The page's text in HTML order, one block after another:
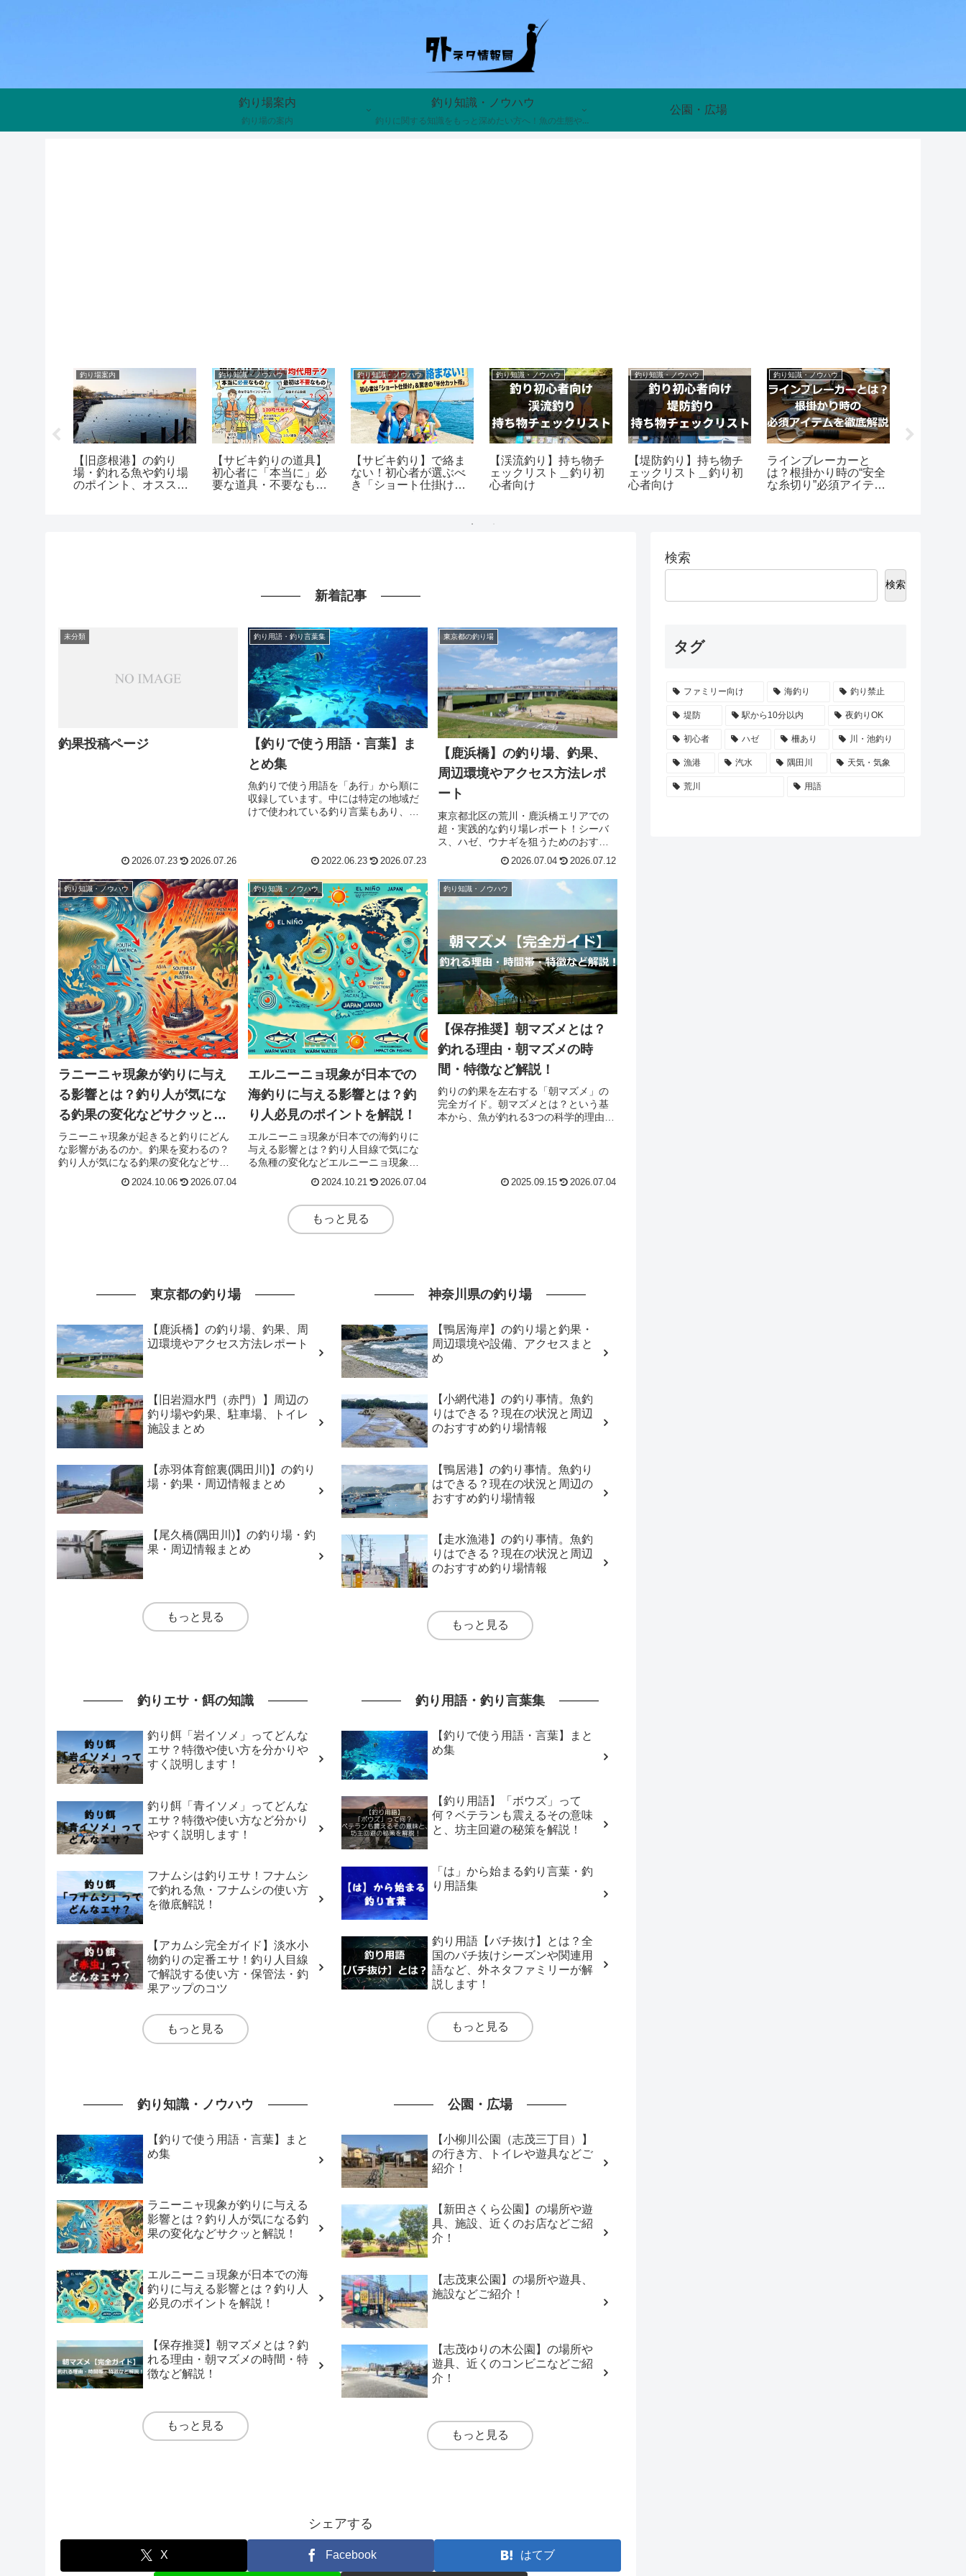
釣り場案内
釣り場の案内
釣り知識・ノウハウ
釣りに関する知識をもっと深めたい方へ！魚の生態や習性、釣り具の歴史、知って得する裏話まで、釣りにまつわる奥深い雑学を分かりやすく解説。あなたの釣果を上げ、趣味の面白さを倍増させる面白くて役に立つトリビアが満載です。
公園・広場
釣り場案内
【旧彦根港】の釣り
場・釣れる魚や釣り場
のポイント、オススメ
釣り知識・ノウハウ
【サビキ釣りの道具】
初心者に「本当に」必
要な道具・不要なもの
釣り知識・ノウハウ
【サビキ釣り】で絡ま
ない！初心者が選ぶべ
き「ショート仕掛け」
釣り知識・ノウハウ
【渓流釣り】持ち物チ
ェックリスト＿釣り初
心者向け
釣り知識・ノウハウ
【堤防釣り】持ち物チ
ェックリスト＿釣り初
心者向け
釣り知識・ノウハウ
ラインブレーカーと
は？根掛かり時の“安全
な糸切り”必須アイテム
新着記事
未分類
釣果投稿ページ
2026.07.23 2026.07.26
釣り用語・釣り言葉集
【釣りで使う用語・言葉】ま
とめ集
魚釣りで使う用語を「あ行」から順に
収録しています。中には特定の地域だ
けで使われている釣り言葉もあり、新
くので是非、お愉しみください！
2022.06.23 2026.07.23
東京都の釣り場
【鹿浜橋】の釣り場、釣果、
周辺環境やアクセス方法レポ
ート
東京都北区の荒川・鹿浜橋エリアでの
超・実践的な釣り場レポート！シーバ
ス、ハゼ、ウナギを狙うためのおすす
め仕掛けや、大潮下げの激流「ヨレ」
を狙い撃つルアー攻略法を徹底解説。
さらに、約50cmシーバスのバラシ体験
から学ぶ「滑りやすい護岸の注意点と
タモ網必須の理由」など、ネットには
2026.07.04 2026.07.12
釣り知識・ノウハウ
ラニーニャ現象が釣りに与え
る影響とは？釣り人が気にな
る釣果の変化などサクッと解
説！
ラニーニャ現象が起きると釣りにどん
な影響があるのか。釣果を変わるの？
釣り人が気になる釣果の変化などサク
2024.10.06 2026.07.04
釣り知識・ノウハウ
エルニーニョ現象が日本での
海釣りに与える影響とは？釣
り人必見のポイントを解説！
エルニーニョ現象が日本での海釣りに
与える影響とは？釣り人目線で気にな
る魚種の変化などエルニーニョ現象が
るかを釣り人目線で詳しく解説しま
2024.10.21 2026.07.04
釣り知識・ノウハウ
【保存推奨】朝マズメとは？
釣れる理由・朝マズメの時
間・特徴など解説！
釣りの釣果を左右する「朝マズメ」の
完全ガイド。朝マズメとは？という基
本から、魚が釣れる3つの科学的理由、
2025.09.15 2026.07.04
もっと見る
東京都の釣り場
【鹿浜橋】の釣り場、釣果、周
辺環境やアクセス方法レポート
【旧岩淵水門（赤門）】周辺の
釣り場や釣果、駐車場、トイレ
施設まとめ
【赤羽体育館裏(隅田川)】の釣り
場・釣果・周辺情報まとめ
【尾久橋(隅田川)】の釣り場・釣
果・周辺情報まとめ
もっと見る
神奈川県の釣り場
【鴨居海岸】の釣り場と釣果・
周辺環境や設備、アクセスまと
め
【小網代港】の釣り事情。魚釣
りはできる？現在の状況と周辺
のおすすめ釣り場情報
【鴨居港】の釣り事情。魚釣り
はできる？現在の状況と周辺の
おすすめ釣り場情報
【走水漁港】の釣り事情。魚釣
りはできる？現在の状況と周辺
のおすすめ釣り場情報
もっと見る
釣りエサ・餌の知識
釣り餌「岩イソメ」ってどんな
エサ？特徴や使い方を分かりや
すく説明します！
釣り餌「青イソメ」ってどんな
エサ？特徴や使い方など分かり
やすく説明します！
フナムシは釣りエサ！フナムシ
で釣れる魚・フナムシの使い方
を徹底解説！
【アカムシ完全ガイド】淡水小
物釣りの定番エサ！釣り人目線
で解説する使い方・保管法・釣
果アップのコツ
もっと見る
釣り用語・釣り言葉集
【釣りで使う用語・言葉】まと
め集
【釣り用語】「ボウズ」って
何？ベテランも震えるその意味
と、坊主回避の秘策を解説！
「は」から始まる釣り言葉・釣
り用語集
釣り用語【バチ抜け】とは？全
国のバチ抜けシーズンや関連用
語など、外ネタファミリーが解
説します！
もっと見る
釣り知識・ノウハウ
【釣りで使う用語・言葉】まと
め集
ラニーニャ現象が釣りに与える
影響とは？釣り人が気になる釣
果の変化などサクッと解説！
エルニーニョ現象が日本での海
釣りに与える影響とは？釣り人
必見のポイントを解説！
【保存推奨】朝マズメとは？釣
れる理由・朝マズメの時間・特
徴など解説！
もっと見る
公園・広場
【小柳川公園（志茂三丁目）】
の行き方、トイレや遊具などご
紹介！
【新田さくら公園】の場所や遊
具、施設、近くのお店などご紹
介！
【志茂東公園】の場所や遊具、
施設などご紹介！
【志茂ゆりの木公園】の場所や
遊具、近くのコンビニなどご紹
介！
もっと見る
シェアする
X Facebook はてブ
検索
検索
タグ
ファミリー向け 海釣り 釣り禁止
堤防 駅から10分以内 夜釣りOK
初心者 ハゼ 柵あり 川・池釣り
漁港 汽水 隅田川 天気・気象
荒川 用語